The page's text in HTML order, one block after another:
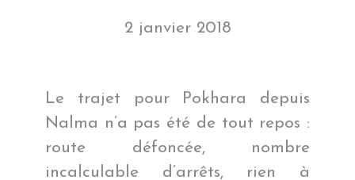
2 janvier 2018
Le trajet pour Pokhara depuis
Nalma n’a pas été de tout repos :
route défoncée, nombre
incalculable d’arrêts, rien à